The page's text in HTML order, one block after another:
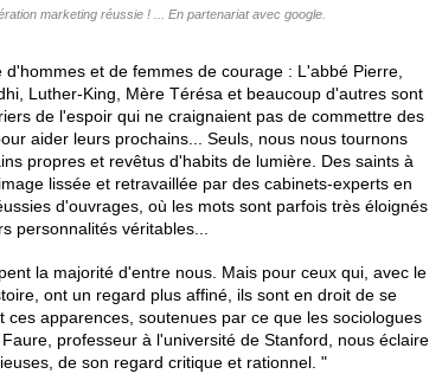
marketing réussie ! ... En partenariat avec google.
et de femmes de courage : L'abbé Pierre,
Luther-King, Mère Térésa et beaucoup d'autres sont
de l'espoir qui ne craignaient pas de commettre des
aider leurs prochains... Seuls, nous nous tournons
propres et revêtus d'habits de lumière. Des saints à
lissée et retravaillée par des cabinets-experts en
d'ouvrages, où les mots sont parfois très éloignés
personnalités véritables...
la majorité d'entre nous. Mais pour ceux qui, avec le
ont un regard plus affiné, ils sont en droit de se
apparences, soutenues par ce que les sociologues
professeur à l'université de Stanford, nous éclaire
de son regard critique et rationnel. "